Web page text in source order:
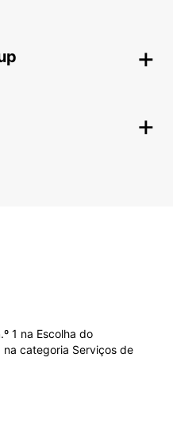
1 na Escolha do
na categoria Serviços de